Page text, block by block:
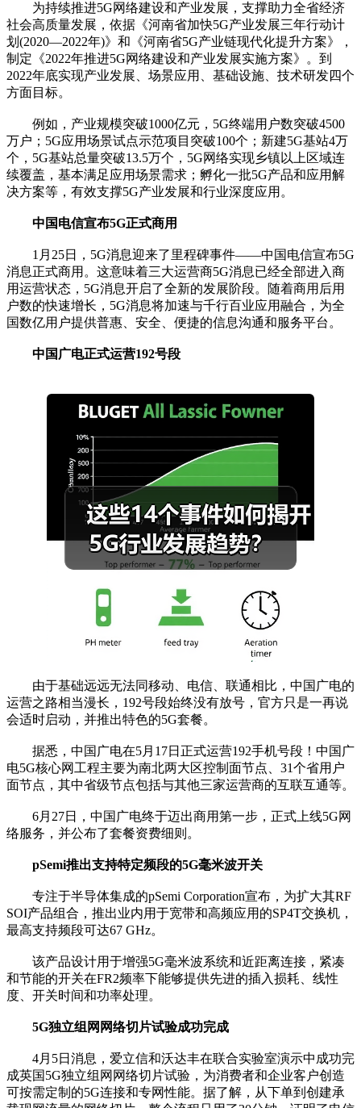
为持续推进5G网络建设和产业发展，支撑助力全省经济
社会高质量发展，依据《河南省加快5G产业发展三年行动计
划(2020—2022年)》和《河南省5G产业链现代化提升方案》，
制定《2022年推进5G网络建设和产业发展实施方案》。到
2022年底实现产业发展、场景应用、基础设施、技术研发四个
方面目标。
例如，产业规模突破1000亿元，5G终端用户数突破4500
万户；5G应用场景试点示范项目突破100个；新建5G基站4万
个，5G基站总量突破13.5万个，5G网络实现乡镇以上区域连
续覆盖，基本满足应用场景需求；孵化一批5G产品和应用解
决方案等，有效支撑5G产业发展和行业深度应用。
中国电信宣布5G正式商用
1月25日，5G消息迎来了里程碑事件——中国电信宣布5G
消息正式商用。这意味着三大运营商5G消息已经全部进入商
用运营状态，5G消息开启了全新的发展阶段。随着商用后用
户数的快速增长，5G消息将加速与千行百业应用融合，为全
国数亿用户提供普惠、安全、便捷的信息沟通和服务平台。
中国广电正式运营192号段
由于基础远远无法同移动、电信、联通相比，中国广电的
运营之路相当漫长，192号段始终没有放号，官方只是一再说
会适时启动，并推出特色的5G套餐。
据悉，中国广电在5月17日正式运营192手机号段！中国广
电5G核心网工程主要为南北两大区控制面节点、31个省用户
面节点，其中省级节点包括与其他三家运营商的互联互通等。
6月27日，中国广电终于迈出商用第一步，正式上线5G网
络服务，并公布了套餐资费细则。
pSemi推出支持特定频段的5G毫米波开关
专注于半导体集成的pSemi Corporation宣布，为扩大其RF
SOI产品组合，推出业内用于宽带和高频应用的SP4T交换机，
最高支持频段可达67 GHz。
该产品设计用于增强5G毫米波系统和近距离连接，紧凑
和节能的开关在FR2频率下能够提供先进的插入损耗、线性
度、开关时间和功率处理。
5G独立组网网络切片试验成功完成
4月5日消息，爱立信和沃达丰在联合实验室演示中成功完
成英国5G独立组网网络切片试验，为消费者和企业客户创造
可按需定制的5G连接和专网性能。据了解，从下单到创建承